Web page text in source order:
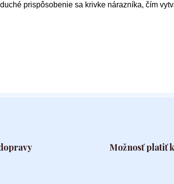
prispôsobenie sa krivke nárazníka, čím
Možnosť platiť